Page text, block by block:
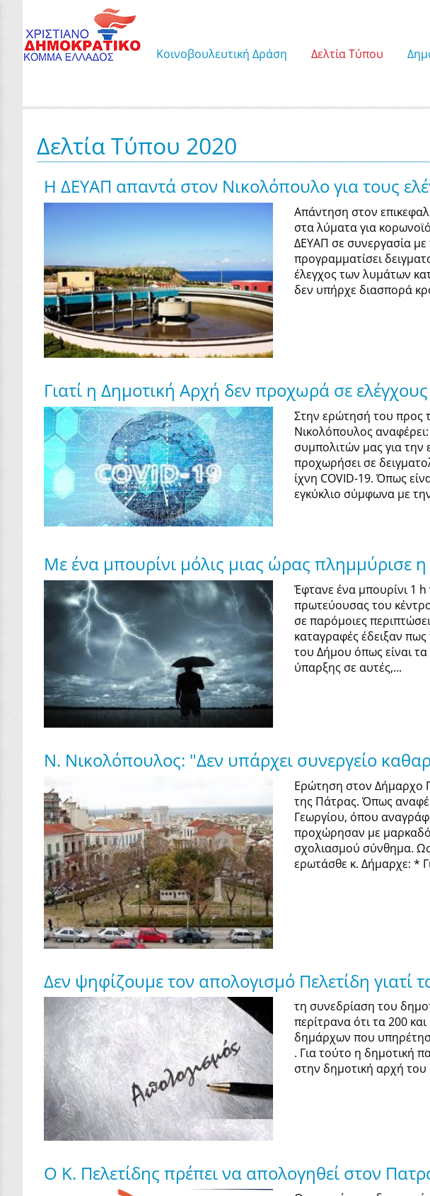
Κοινοβουλευτική Δράση Δελτία Τύπου
Δελτία Τύπου 2020
Η ΔΕΥΑΠ απαντά στον Νικολόπουλο για τους
Απάντηση στον
στα λύματα για
ΔΕΥΑΠ σε συνεργασία με
προγραμματίσει
έλεγχος των λυμάτων
δεν υπήρχε διασπορά
Γιατί η Δημοτική Αρχή δεν προχωρά σε
Στην ερώτησή του προς
Νικολόπουλος
συμπολιτών μας για την
προχωρήσει σε
ίχνη COVID-19. Όπως
εγκύκλιο σύμφωνα με
Με ένα μπουρίνι μόλις μιας ώρας πλημμύρισε
Έφτανε ένα μπουρίνι 1 h
πρωτεύουσας του
σε παρόμοιες
καταγραφές έδειξαν
του Δήμου όπως είναι
ύπαρξης σε αυτές,...
Ν. Νικολόπουλος: "Δεν υπάρχει συνεργείο
Ερώτηση στον Δήμαρχο
της Πάτρας. Όπως
Γεωργίου, όπου
προχώρησαν με
σχολιασμού σύνθημα.
ερωτάσθε κ. Δήμαρχε: *
Δεν ψηφίζουμε τον απολογισμό Πελετίδη γιατί
τη συνεδρίαση του
περίτρανα ότι τα 200
δημάρχων που
. Για τούτο η δημοτική
στην δημοτική αρχή
Ο Κ. Πελετίδης πρέπει να απολογηθεί στον